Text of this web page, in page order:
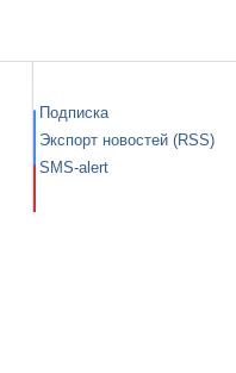
Подписка
Экспорт новостей (RSS)
SMS-alert